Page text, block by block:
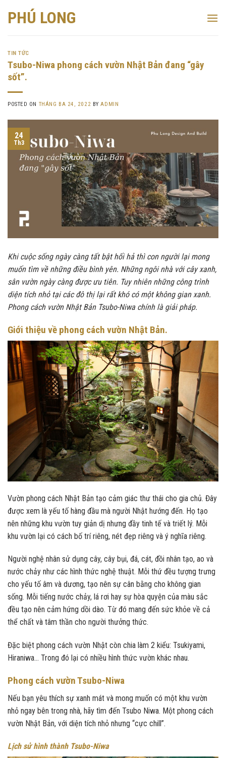
PHÚ LONG
TIN TỨC
Tsubo-Niwa phong cách vườn Nhật Bản đang “gây
sốt”.
POSTED ON THÁNG BA 24, 2022 BYADMIN
24
Th3
Khi cuộc sống ngày càng tất bật hối hả thì con người lại mong
muốn tìm về những điều bình yên. Những ngôi nhà với cây xanh,
sân vườn ngày càng được ưu tiên. Tuy nhiên những công trình
diện tích nhỏ tại các đô thị lại rất khó có một không gian xanh.
Phong cách vườn Nhật Bản Tsubo-Niwa chính là giải pháp.
Giới thiệu về phong cách vườn Nhật Bản.
Vườn phong cách Nhật Bản tạo cảm giác thư thái cho gia chủ. Đây
được xem là yếu tố hàng đầu mà người Nhật hướng đến. Họ tạo
nên những khu vườn tuy giản dị nhưng đầy tinh tế và triết lý. Mỗi
khu vườn lại có cách bố trí riêng, nét đẹp riêng và ý nghĩa riêng.
Người nghệ nhân sử dụng cây, cây bụi, đá, cát, đồi nhân tạo, ao và
nước chảy như các hình thức nghệ thuật. Mỗi thứ đều tượng trưng
cho yếu tố âm và dương, tạo nên sự cân bằng cho không gian
sống. Mỗi tiếng nước chảy, lá rơi hay sự hòa quyện của màu sắc
đều tạo nên cảm hứng dồi dào. Từ đó mang đến sức khỏe về cả
thể chất và tâm thần cho người thưởng thức.
Đặc biệt phong cách vườn Nhật còn chia làm 2 kiểu: Tsukiyami,
Hiraniwa… Trong đó lại có nhiều hình thức vườn khác nhau.
Phong cách vườn Tsubo-Niwa
Nếu bạn yêu thích sự xanh mát và mong muốn có một khu vườn
nhỏ ngay bên trong nhà, hãy tìm đến Tsubo Niwa. Một phong cách
vườn Nhật Bản, với diện tích nhỏ nhưng “cực chill”.
Lịch sử hình thành Tsubo-Niwa